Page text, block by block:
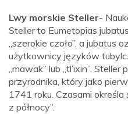
Lwy morskie Steller-
Steller to Eumetopias
„szerokie czoło”, a jubatus
użytkownicy języków
„mawak” lub „tl’ixin”.
przyrodnika, który jako
1741 roku. Czasami określa
z północy”.